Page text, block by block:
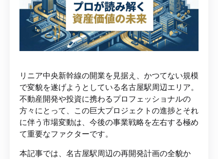
リニア中央新幹線の開業を見据え、かつてない規模
で変貌を遂げようとしている名古屋駅周辺エリア。
不動産開発や投資に携わるプロフェッショナルの
方々にとって、この巨大プロジェクトの進捗とそれ
に伴う市場変動は、今後の事業戦略を左右する極め
て重要なファクターです。
本記事では、名古屋駅周辺の再開発計画の全貌か